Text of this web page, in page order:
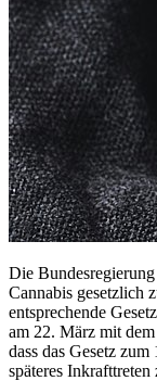
Die
Cannabis gesetzlich
entsprechende
am 22. März mit
dass das Gesetz
späteres